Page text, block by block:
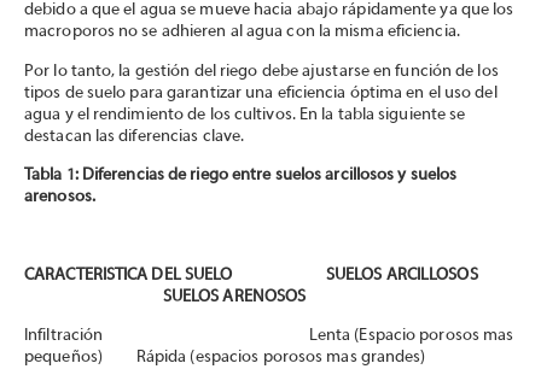
debido a que el agua se mueve hacia abajo rápidamente ya que los
macroporos no se adhieren al agua con la misma eficiencia.
Por lo tanto, la gestión del riego debe ajustarse en función de los
tipos de suelo para garantizar una eficiencia óptima en el uso del
agua y el rendimiento de los cultivos. En la tabla siguiente se
destacan las diferencias clave.
Tabla 1: Diferencias de riego entre suelos arcillosos y suelos
arenosos.
CARACTERISTICA DEL SUELO SUELOS ARCILLOSOS
SUELOS ARENOSOS
Infiltración Lenta (Espacio porosos mas
pequeños) Rápida (espacios porosos mas grandes)